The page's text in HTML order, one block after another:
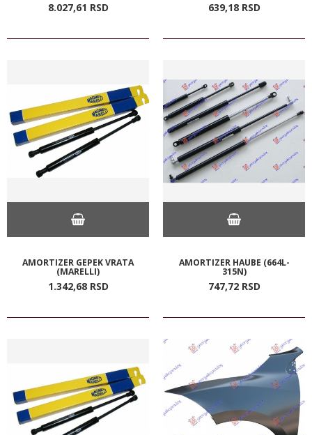
8.027,61 RSD 639,18 RSD
AMORTIZER GEPEK VRATA
(MARELLI)
1.342,68 RSD
AMORTIZER HAUBE (664L-
315N)
747,72 RSD